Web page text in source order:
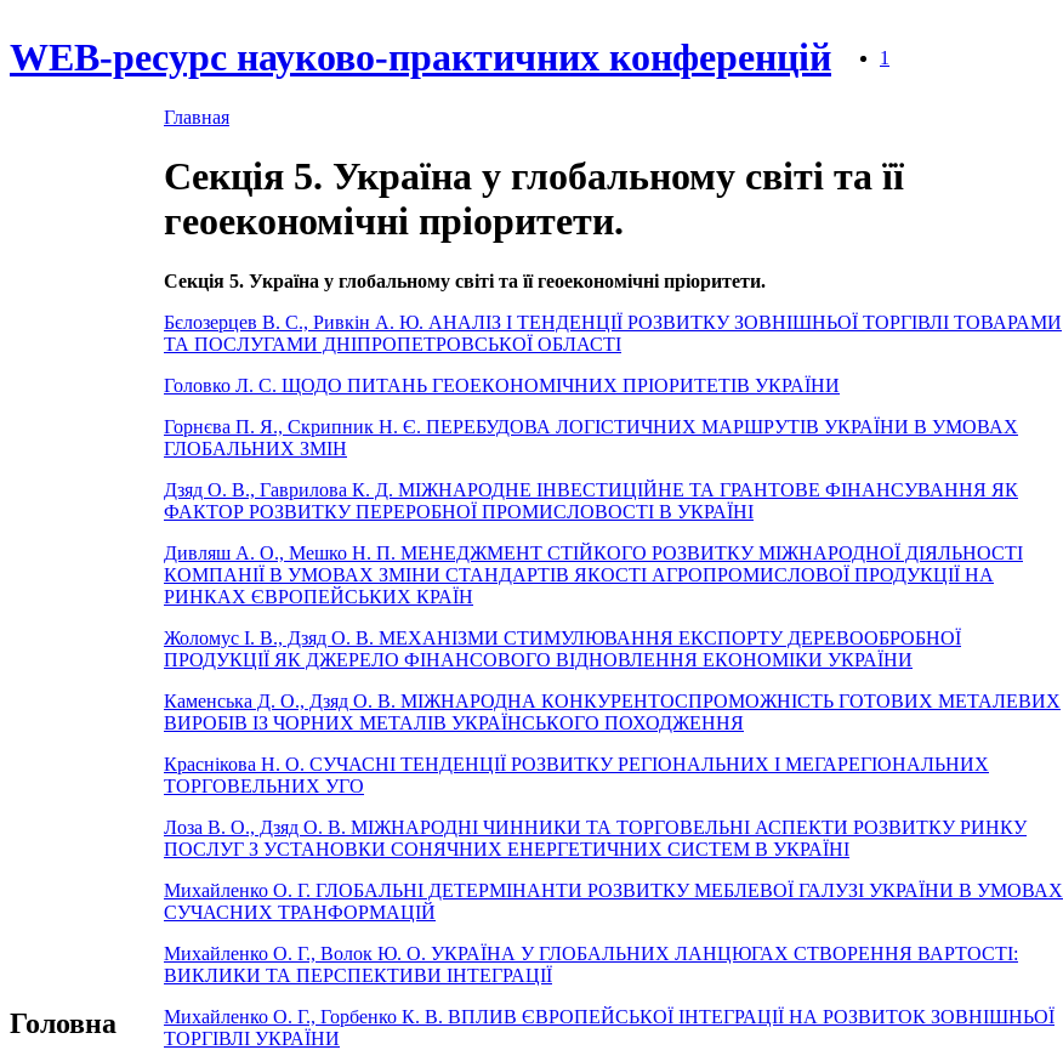
WEB-ресурс науково-практичних конференцій 1
Головна
Главная
Секція 5. Україна у глобальному світі та її
геоекономічні пріоритети.
Секція 5. Україна у глобальному світі та її геоекономічні пріоритети.
Бєлозерцев В. С., Ривкін А. Ю. АНАЛІЗ І ТЕНДЕНЦІЇ РОЗВИТКУ ЗОВНІШНЬОЇ ТОРГІВЛІ ТОВАРАМИ
ТА ПОСЛУГАМИ ДНІПРОПЕТРОВСЬКОЇ ОБЛАСТІ
Головко Л. С. ЩОДО ПИТАНЬ ГЕОЕКОНОМІЧНИХ ПРІОРИТЕТІВ УКРАЇНИ
Горнєва П. Я., Скрипник Н. Є. ПЕРЕБУДОВА ЛОГІСТИЧНИХ МАРШРУТІВ УКРАЇНИ В УМОВАХ
ГЛОБАЛЬНИХ ЗМІН
Дзяд О. В., Гаврилова К. Д. МІЖНАРОДНЕ ІНВЕСТИЦІЙНЕ ТА ГРАНТОВЕ ФІНАНСУВАННЯ ЯК
ФАКТОР РОЗВИТКУ ПЕРЕРОБНОЇ ПРОМИСЛОВОСТІ В УКРАЇНІ
Дивляш А. О., Мешко Н. П. МЕНЕДЖМЕНТ СТІЙКОГО РОЗВИТКУ МІЖНАРОДНОЇ ДІЯЛЬНОСТІ
КОМПАНІЇ В УМОВАХ ЗМІНИ СТАНДАРТІВ ЯКОСТІ АГРОПРОМИСЛОВОЇ ПРОДУКЦІЇ НА
РИНКАХ ЄВРОПЕЙСЬКИХ КРАЇН
Жоломус І. В., Дзяд О. В. МЕХАНІЗМИ СТИМУЛЮВАННЯ ЕКСПОРТУ ДЕРЕВООБРОБНОЇ
ПРОДУКЦІЇ ЯК ДЖЕРЕЛО ФІНАНСОВОГО ВІДНОВЛЕННЯ ЕКОНОМІКИ УКРАЇНИ
Каменська Д. О., Дзяд О. В. МІЖНАРОДНА КОНКУРЕНТОСПРОМОЖНІСТЬ ГОТОВИХ МЕТАЛЕВИХ
ВИРОБІВ ІЗ ЧОРНИХ МЕТАЛІВ УКРАЇНСЬКОГО ПОХОДЖЕННЯ
Краснікова Н. О. СУЧАСНІ ТЕНДЕНЦІЇ РОЗВИТКУ РЕГІОНАЛЬНИХ І МЕГАРЕГІОНАЛЬНИХ
ТОРГОВЕЛЬНИХ УГО
Лоза В. О., Дзяд О. В. МІЖНАРОДНІ ЧИННИКИ ТА ТОРГОВЕЛЬНІ АСПЕКТИ РОЗВИТКУ РИНКУ
ПОСЛУГ З УСТАНОВКИ СОНЯЧНИХ ЕНЕРГЕТИЧНИХ СИСТЕМ В УКРАЇНІ
Михайленко О. Г. ГЛОБАЛЬНІ ДЕТЕРМІНАНТИ РОЗВИТКУ МЕБЛЕВОЇ ГАЛУЗІ УКРАЇНИ В УМОВАХ
СУЧАСНИХ ТРАНФОРМАЦІЙ
Михайленко О. Г., Волок Ю. О. УКРАЇНА У ГЛОБАЛЬНИХ ЛАНЦЮГАХ СТВОРЕННЯ ВАРТОСТІ:
ВИКЛИКИ ТА ПЕРСПЕКТИВИ ІНТЕГРАЦІЇ
Михайленко О. Г., Горбенко К. В. ВПЛИВ ЄВРОПЕЙСЬКОЇ ІНТЕГРАЦІЇ НА РОЗВИТОК ЗОВНІШНЬОЇ
ТОРГІВЛІ УКРАЇНИ